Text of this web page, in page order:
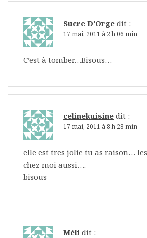
Sucre D'Orge dit :
17 mai, 2011 à 2 h 06 min
C’est à tomber…Bisous…
celinekuisine dit :
17 mai, 2011 à 8 h 28 min
elle est tres jolie tu as raison…
chez moi aussi….
bisous
Méli dit :